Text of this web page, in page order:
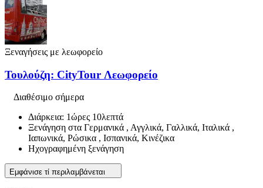
Ξεναγήσεις με λεωφορείο
Τουλούζη: CityTour Λεωφορείο
Διαθέσιμο σήμερα
Διάρκεια: 1ώρες 10λεπτά
Ξενάγηση στα Γερμανικά , Αγγλικά, Γαλλικά, Ιταλικά ,
Ιαπωνικά, Ρώσικα , Ισπανικά, Κινέζικα
Ηχογραφημένη ξενάγηση
Εμφάνισε τί περιλαμβάνεται